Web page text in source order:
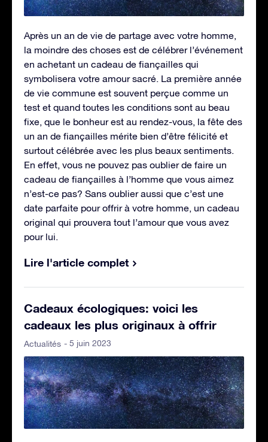
Après un an de vie de partage avec votre homme,
la moindre des choses est de célébrer l’événement
en achetant un cadeau de fiançailles qui
symbolisera votre amour sacré. La première année
de vie commune est souvent perçue comme un
test et quand toutes les conditions sont au beau
fixe, que le bonheur est au rendez-vous, la fête des
un an de fiançailles mérite bien d’être félicité et
surtout célébrée avec les plus beaux sentiments.
En effet, vous ne pouvez pas oublier de faire un
cadeau de fiançailles à l’homme que vous aimez
n’est-ce pas? Sans oublier aussi que c’est une
date parfaite pour offrir à votre homme, un cadeau
original qui prouvera tout l’amour que vous avez
pour lui.
Lire l'article complet
Cadeaux écologiques: voici les
cadeaux les plus originaux à offrir
Actualités - 5 juin 2023